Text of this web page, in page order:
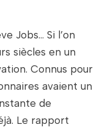
Jobs… Si l’on
siècles en un
Connus pour
avaient un
de
Le rapport